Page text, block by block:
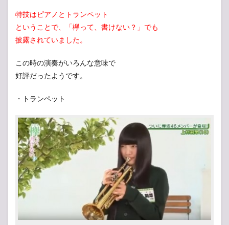
特技はピアノとトランペット
ということで、「欅って、書けない？」でも
披露されていました。
この時の演奏がいろんな意味で
好評だったようです。
・トランペット